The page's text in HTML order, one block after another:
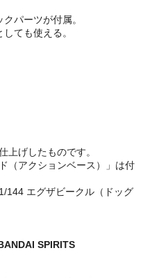
パーツが付属。
ても使える。
上げしたものです。
（アクションベース）」は付
144 エグザビークル（ドッグ
SPIRITS